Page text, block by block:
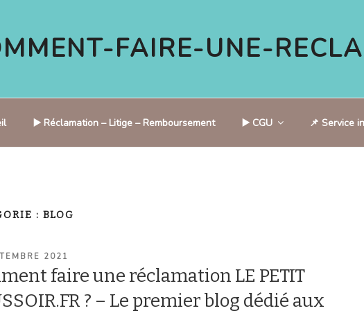
FAIRE-UNE-
▶️ Réclamation – Litige – Remboursement ▶️ CGU 📌 Service
: BLOG
2021
faire une réclamation LE PETIT
? – Le premier blog dédié aux